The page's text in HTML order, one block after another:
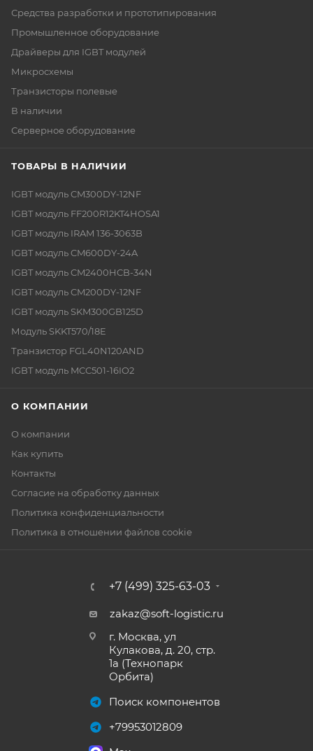
Средства разработки и прототипирования
Промышленное оборудование
Драйверы для IGBT модулей
Микросхемы
Транзисторы полевые
В наличии
Серверное оборудование
ТОВАРЫ В НАЛИЧИИ
IGBT модуль CM300DY-12NF
IGBT модуль FF200R12KT4HOSA1
IGBT модуль IRAM 136-3063B
IGBT модуль CM600DY-24A
IGBT модуль CM2400HCB-34N
IGBT модуль CM200DY-12NF
IGBT модуль SKM300GB125D
Модуль SKKT570/18E
Транзистор FGL40N120AND
IGBT модуль MCC501-16IO2
О КОМПАНИИ
О компании
Как купить
Контакты
Согласие на обработку данных
Политика конфиденциальности
Политика в отношении файлов cookie
+7 (499) 325-63-03
zakaz@soft-logistic.ru
г. Москва, ул
Кулакова, д. 20, стр.
1а (Технопарк
Орбита)
Поиск компонентов
+79953012809